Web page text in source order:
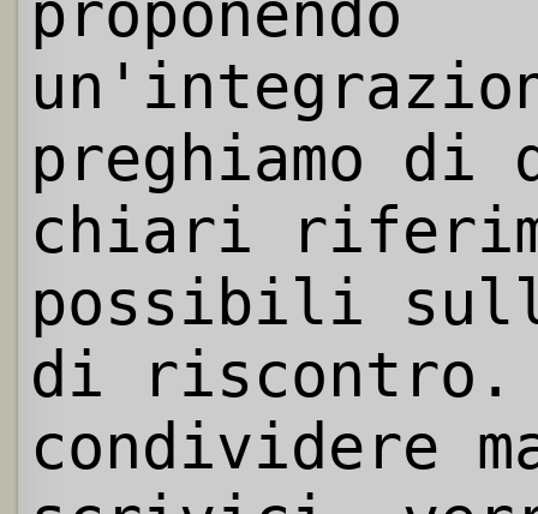
proponendo
preghiamo
chiari
possibili
di riscontro.
condividere